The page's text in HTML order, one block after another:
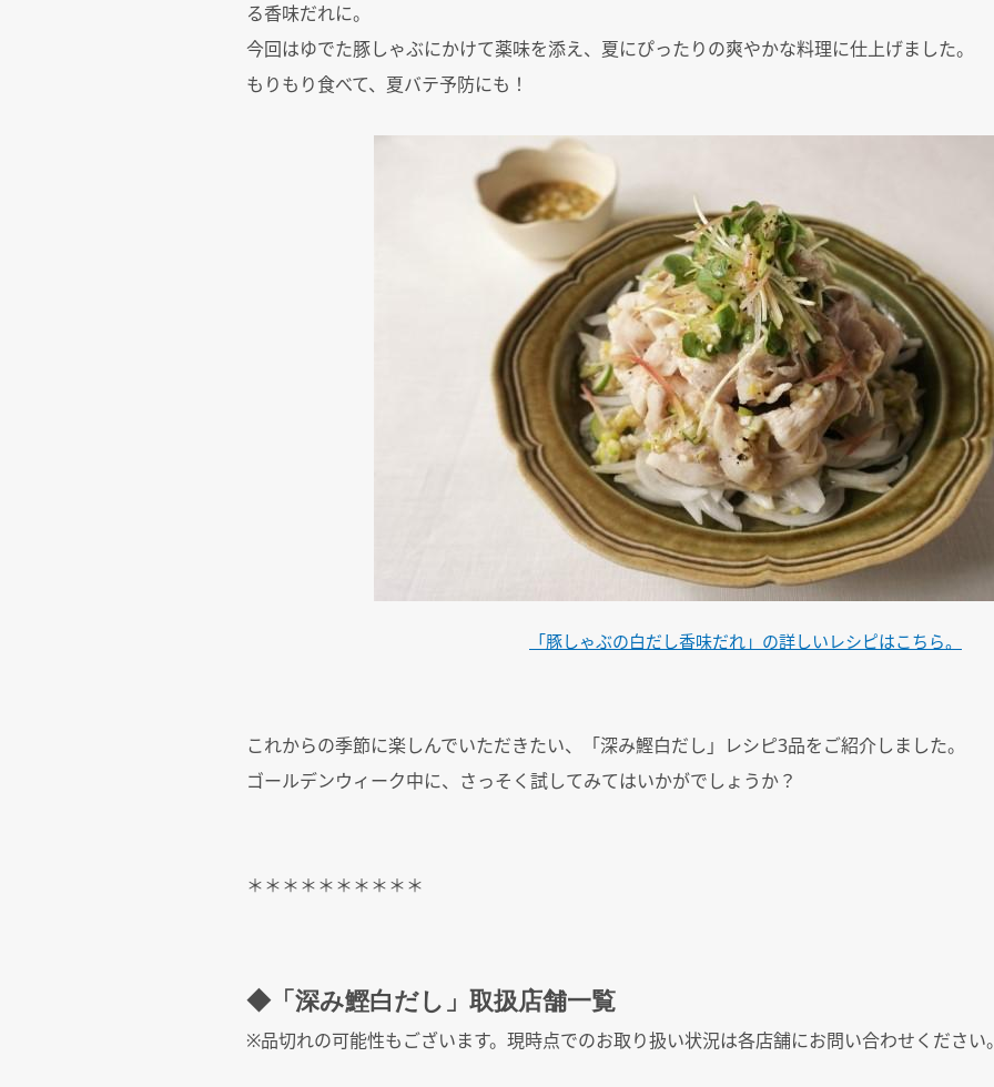
る香味だれに。
今回はゆでた豚しゃぶにかけて薬味を添え、夏にぴったりの爽やかな料理に仕上げました。
もりもり食べて、夏バテ予防にも！
「豚しゃぶの白だし香味だれ」の詳しいレシピはこちら。
これからの季節に楽しんでいただきたい、「深み鰹白だし」レシピ3品をご紹介しました。
ゴールデンウィーク中に、さっそく試してみてはいかがでしょうか？
＊＊＊＊＊＊＊＊＊＊
◆「深み鰹白だし」取扱店舗一覧
※品切れの可能性もございます。現時点でのお取り扱い状況は各店舗にお問い合わせください